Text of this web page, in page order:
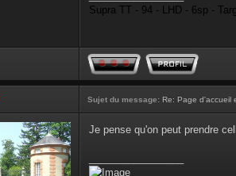
Supra TT - 94 - LHD - 6sp -
Sujet du message: Re: Page d'accueil
Je pense qu'on peut prendre